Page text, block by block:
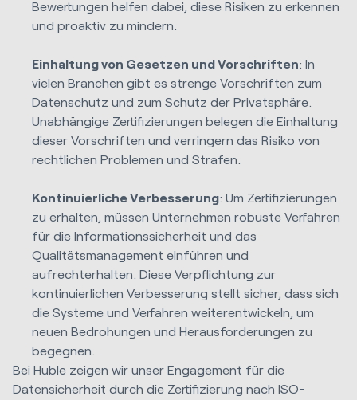
Bewertungen helfen dabei, diese Risiken zu erkennen
und proaktiv zu mindern.
Einhaltung von Gesetzen und Vorschriften: In
vielen Branchen gibt es strenge Vorschriften zum
Datenschutz und zum Schutz der Privatsphäre.
Unabhängige Zertifizierungen belegen die Einhaltung
dieser Vorschriften und verringern das Risiko von
rechtlichen Problemen und Strafen.
Kontinuierliche Verbesserung: Um Zertifizierungen
zu erhalten, müssen Unternehmen robuste Verfahren
für die Informationssicherheit und das
Qualitätsmanagement einführen und
aufrechterhalten. Diese Verpflichtung zur
kontinuierlichen Verbesserung stellt sicher, dass sich
die Systeme und Verfahren weiterentwickeln, um
neuen Bedrohungen und Herausforderungen zu
begegnen.
Bei Huble zeigen wir unser Engagement für die
Datensicherheit durch die Zertifizierung nach ISO-